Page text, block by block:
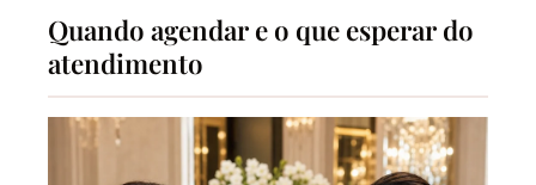
Quando agendar e o que esperar do
atendimento